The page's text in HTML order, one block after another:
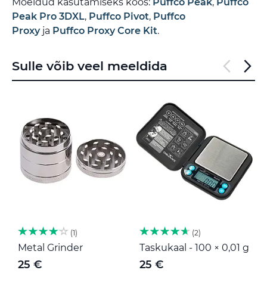
Peak Pro 3DXL, Puffco Pivot, Puffco
Proxyja Puffco Proxy Core Kit.
Sulle võib veel meeldida
1
Metal Grinder
25 €
2
Taskukaal - 100 × 0,01 g
25 €